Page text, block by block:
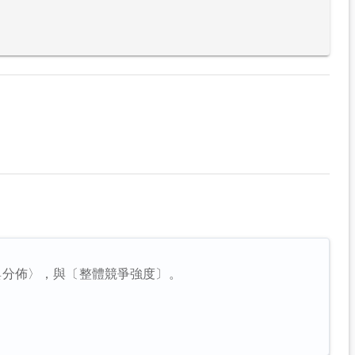
佈〉，與〔整體競爭強度〕。